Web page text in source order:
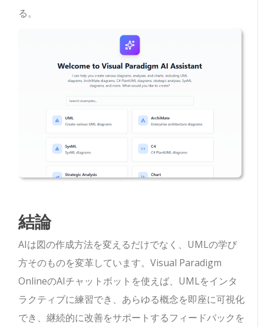
る。
結論
AIは図の作成方法を変えるだけでなく、UMLの学び
方そのものを変革しています。Visual Paradigm
OnlineのAIチャットボットを使えば、UMLをインタ
ラクティブに練習でき、あらゆる概念を即座に可視化
でき、継続的に改善をサポートするフィードバックを